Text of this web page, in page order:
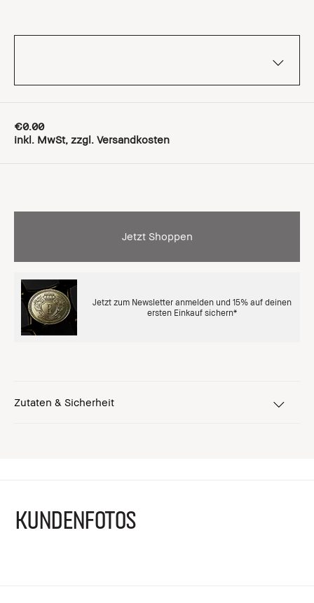
€0.00
inkl. MwSt, zzgl. Versandkosten
Jetzt Shoppen
Jetzt zum Newsletter anmelden und 15% auf deinen
ersten Einkauf sichern*
Zutaten & Sicherheit
KUNDENFOTOS